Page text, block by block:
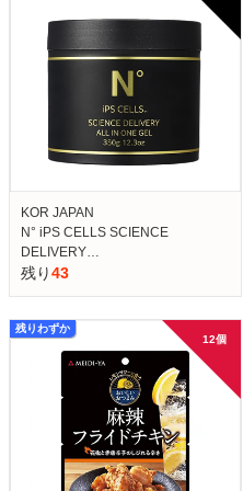
KOR JAPAN
N° iPS CELLS SCIENCE
DELIVERY…
残り43
12個
残りわずか